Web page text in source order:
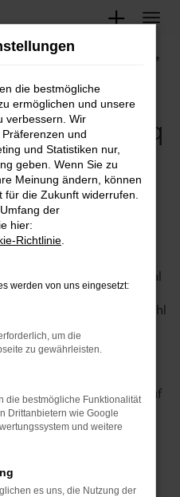
Škoda Bruchsal, Škoda Karoq Angebote
Škoda Karoq
– das
bereit
um fortan in Bruchsal
Gespräch kommen. Wir
Fahrzeug sowohl
Tageszulassung. Wer
einsteigt, kommt
Sortiment an
Jahreswagen auf seine
Preise purzeln und sind auf
nach Bruchsal bereit. Das
und erstklassige Preise.
auch im
Qualität all
die bestmögliche
ermöglichen und unsere
verbessern. Wir
und
und Statistiken nur,
geben. Wenn Sie zu
Meinung ändern, können
die Zukunft widerrufen.
der
hier:
Richtlinie
werden von uns eingesetzt:
um die
zu gewährleisten.
die bestmögliche Funktionalität
Drittanbietern wie Google
und weitere
es uns, die Nutzung der